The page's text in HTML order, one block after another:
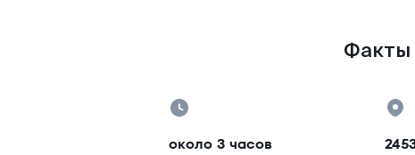
Факты
около 3 часов